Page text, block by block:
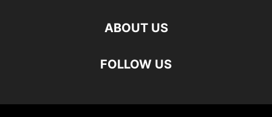
ABOUT US
FOLLOW US